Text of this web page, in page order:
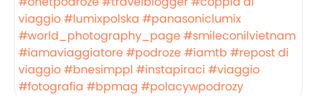
viaggio#lumixpolska #panasoniclumix
#world_photography_page#smileconilvietnam
#iamaviaggiatore#podroze#iamtb #repost di
viaggio#bnesimppl #instapiraci #viaggio
#fotografia #bpmag #polacywpodrozy